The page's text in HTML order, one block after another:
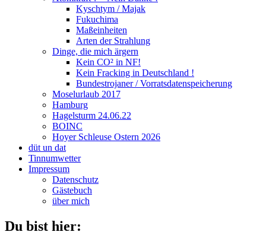
Kyschtym / Majak
Fukuchima
Maßeinheiten
Arten der Strahlung
Dinge, die mich ärgern
Kein CO² in NF!
Kein Fracking in Deutschland !
Bundestrojaner / Vorratsdatenspeicherung
Moselurlaub 2017
Hamburg
Hagelsturm 24.06.22
BOINC
Hoyer Schleuse Ostern 2026
düt un dat
Tinnumwetter
Impressum
Datenschutz
Gästebuch
über mich
Du bist hier: